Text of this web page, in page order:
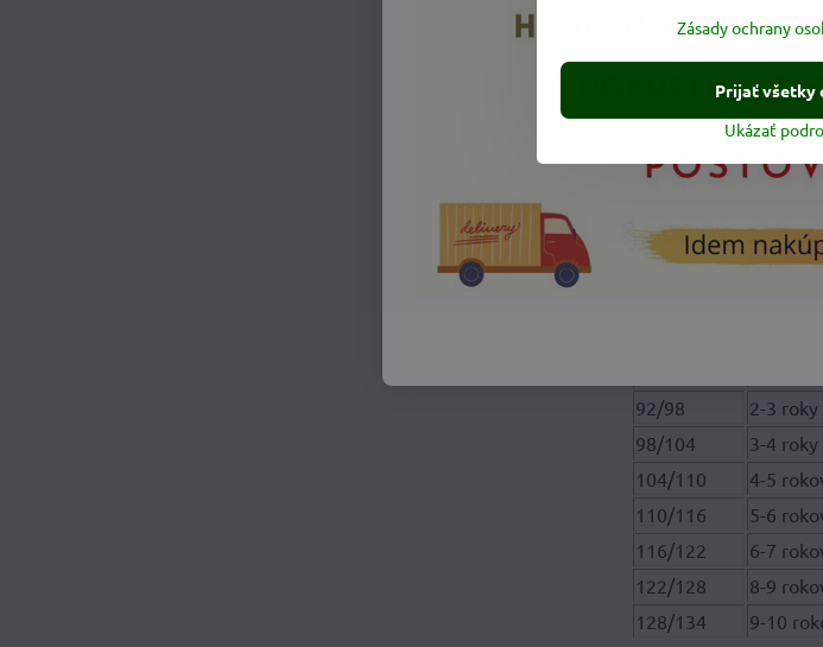
Softshellový materiál s hrejivým fleesomz
pútko s reflexným logom
softshellovými nohavicamimôžete
- Pod 5°C doporučujeme už zimnú bundu.
- Možné dokúpiťreflexnú nažehľovačku. Zvýšite
92/98
2-3 roky
98/104
3-4 roky
104/110
4-5
110/116
5-6
116/122
6-7
122/128
8-9
128/134
9-10
Zásady ochrany
Ukázať
Prijať všetky